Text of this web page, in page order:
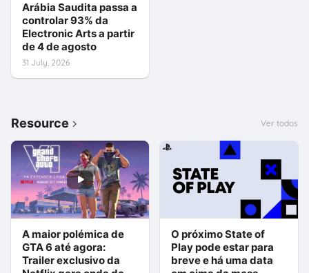
Arábia Saudita passa a
controlar 93% da
Electronic Arts a partir
de 4 de agosto
31 July, 2026
Resource Ver todos
A maior polémica de
GTA 6 até agora:
Trailer exclusivo da
O próximo State of
Play pode estar para
breve e há uma data